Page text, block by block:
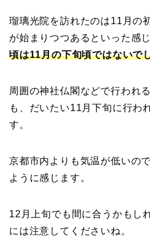
瑠璃光院を訪れたのは11月の
が始まりつつあるといった感
頃は11月の下旬頃ではないで
周囲の神社仏閣などで行われ
も、だいたい11月下旬に行わ
す。
京都市内よりも気温が低いの
ように感じます。
12月上旬でも間に合うかもし
には注意してくださいね。